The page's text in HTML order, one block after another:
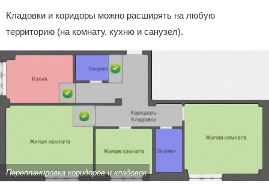
Кладовки и коридоры можно расширять на любую
территорию (на комнату, кухню и санузел).
Перепланировка коридоров и кладовок